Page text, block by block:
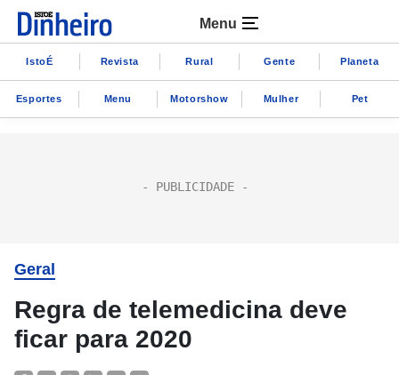
Menu
IstoÉ Revista Rural Gente Planeta
Esportes Menu Motorshow Mulher Pet
Geral
Regra de telemedicina deve
ficar para 2020